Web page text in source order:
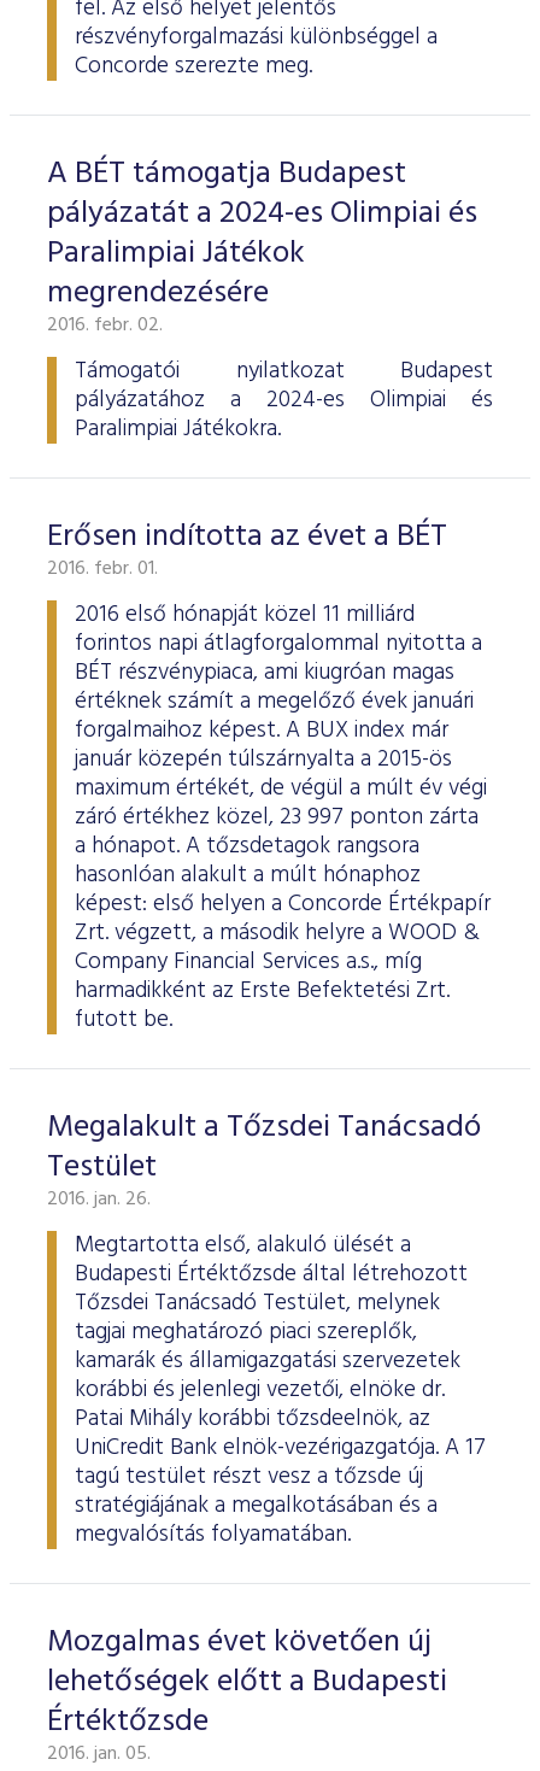
ESG Útmutató
fel. Az első helyet jelentős
részvényforgalmazási különbséggel a
Concorde szerezte meg.
A BÉT támogatja Budapest
pályázatát a 2024-es Olimpiai és
Paralimpiai Játékok
megrendezésére
2016. febr. 02.
Támogatói nyilatkozat Budapest
pályázatához a 2024-es Olimpiai és
Paralimpiai Játékokra.
Erősen indította az évet a BÉT
2016. febr. 01.
2016 első hónapját közel 11 milliárd
forintos napi átlagforgalommal nyitotta a
BÉT részvénypiaca, ami kiugróan magas
értéknek számít a megelőző évek januári
forgalmaihoz képest. A BUX index már
január közepén túlszárnyalta a 2015-ös
maximum értékét, de végül a múlt év végi
záró értékhez közel, 23 997 ponton zárta
a hónapot. A tőzsdetagok rangsora
hasonlóan alakult a múlt hónaphoz
képest: első helyen a Concorde Értékpapír
Zrt. végzett, a második helyre a WOOD &
Company Financial Services a.s., míg
harmadikként az Erste Befektetési Zrt.
futott be.
Megalakult a Tőzsdei Tanácsadó
Testület
2016. jan. 26.
Megtartotta első, alakuló ülését a
Budapesti Értéktőzsde által létrehozott
Tőzsdei Tanácsadó Testület, melynek
tagjai meghatározó piaci szereplők,
kamarák és államigazgatási szervezetek
korábbi és jelenlegi vezetői, elnöke dr.
Patai Mihály korábbi tőzsdeelnök, az
UniCredit Bank elnök-vezérigazgatója. A 17
tagú testület részt vesz a tőzsde új
stratégiájának a megalkotásában és a
megvalósítás folyamatában.
Mozgalmas évet követően új
lehetőségek előtt a Budapesti
Értéktőzsde
2016. jan. 05.